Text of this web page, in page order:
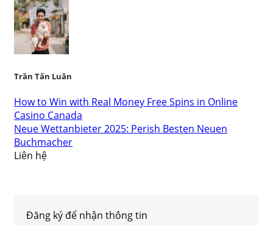
Trần Tấn Luân
How to Win with Real Money Free Spins in Online
Casino Canada
Neue Wettanbieter 2025: Perish Besten Neuen
Buchmacher
Liên hệ
Đăng ký để nhận thông tin